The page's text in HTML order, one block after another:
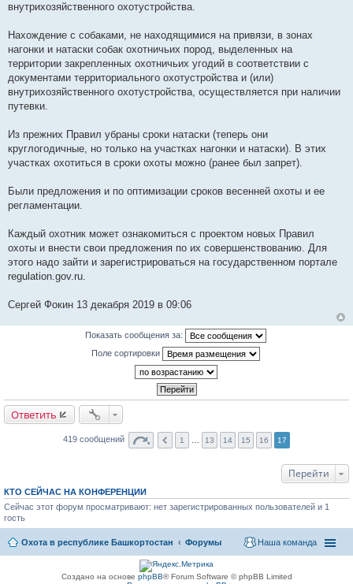
внутрихозяйственного охотустройства.
Нахождение с собаками, не находящимися на привязи, в зонах
нагонки и натаски собак охотничьих пород, выделенных на
территории закрепленных охотничьих угодий в соответствии с
документами территориального охотустройства и (или)
внутрихозяйственного охотустройства, осуществляется при наличии
путевки.
Из прежних Правил убраны сроки натаски (теперь они
круглогодичные, но только на участках нагонки и натаски). В этих
участках охотиться в сроки охоты можно (ранее был запрет).
Были предложения и по оптимизации сроков весенней охоты и ее
регламентации.
Каждый охотник может ознакомиться с проектом новых Правил
охоты и внести свои предложения по их совершенствованию. Для
этого надо зайти и зарегистрироваться на государственном портале
regulation.gov.ru.
Сергей Фокин 13 декабря 2019 в 09:06
Показать сообщения за:
Поле сортировки
Ответить
419 сообщений 1 … 13 14 15 16 17
Перейти
КТО СЕЙЧАС НА КОНФЕРЕНЦИИ
Сейчас этот форум просматривают: нет зарегистрированных пользователей и 1
гость
Охота в республике Башкортостан Форумы Наша команда
Создано на основе phpBB® Forum Software © phpBB Limited